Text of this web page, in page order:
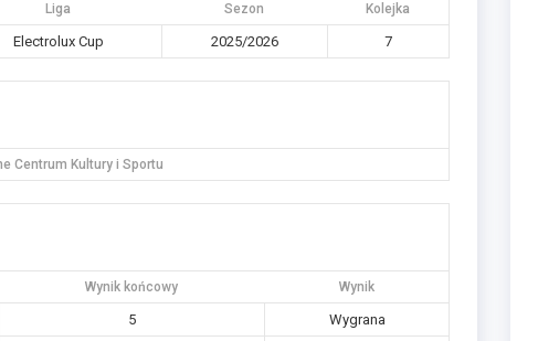
Liga Sezon Kolejka
Electrolux Cup 2025/2026 7
Centrum Kultury i Sportu
Wynik końcowy Wynik
5
Wygrana